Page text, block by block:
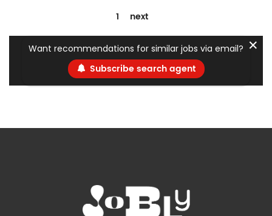
1 next
Want recommendations for similar jobs via email?
Subscribe search agent
✕